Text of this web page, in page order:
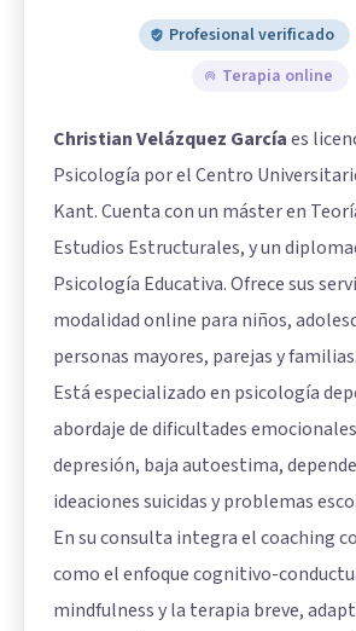
Profesional verificado
Terapia online
Christian Velázquez Garcíaes
Psicología por el Centro
Kant. Cuenta con un máster en
Estudios Estructurales, y un
Psicología Educativa. Ofrece sus
modalidad online para niños,
personas mayores, parejas y familias.
Está especializado en psicología
abordaje de dificultades
depresión, baja autoestima,
ideaciones suicidas y problemas
En su consulta integra el coaching
como el enfoque cognitivo-
mindfulness y la terapia breve,